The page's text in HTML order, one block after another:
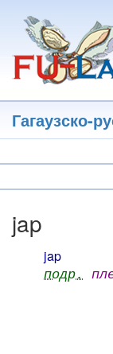
основному
содержанию
Гагаузско-
jap
jap
подр.